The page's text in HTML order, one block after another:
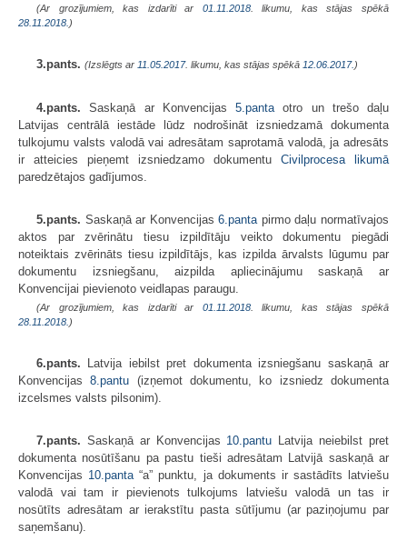
(Ar grozījumiem, kas izdarīti ar 01.11.2018. likumu, kas stājas spēkā
28.11.2018. )
3.pants. (Izslēgts ar 11.05.2017. likumu, kas stājas spēkā 12.06.2017. )
4.pants. Saskaņā ar Konvencijas 5.panta otro un trešo daļu
Latvijas centrālā iestāde lūdz nodrošināt izsniedzamā dokumenta
tulkojumu valsts valodā vai adresātam saprotamā valodā, ja adresāts
ir atteicies pieņemt izsniedzamo dokumentu Civilprocesa likumā
paredzētajos gadījumos.
5.pants. Saskaņā ar Konvencijas6.panta pirmo daļu normatīvajos
aktos par zvērinātu tiesu izpildītāju veikto dokumentu piegādi
noteiktais zvērināts tiesu izpildītājs, kas izpilda ārvalsts lūgumu par
dokumentu izsniegšanu, aizpilda apliecinājumu saskaņā ar
Konvencijai pievienoto veidlapas paraugu.
(Ar grozījumiem, kas izdarīti ar 01.11.2018. likumu, kas stājas spēkā
28.11.2018. )
6.pants. Latvija iebilst pret dokumenta izsniegšanu saskaņā ar
Konvencijas8.pantu (izņemot dokumentu, ko izsniedz dokumenta
izcelsmes valsts pilsonim).
7.pants. Saskaņā ar Konvencijas 10.pantu Latvija neiebilst pret
dokumenta nosūtīšanu pa pastu tieši adresātam Latvijā saskaņā ar
Konvencijas 10.panta “a” punktu, ja dokuments ir sastādīts latviešu
valodā vai tam ir pievienots tulkojums latviešu valodā un tas ir
nosūtīts adresātam ar ierakstītu pasta sūtījumu (ar paziņojumu par
saņemšanu).